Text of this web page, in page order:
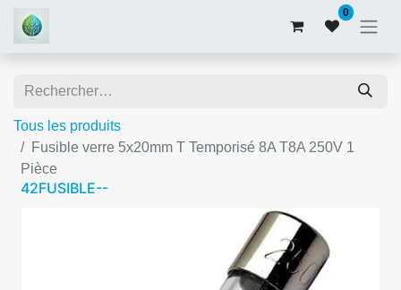
0
Tous les produits
Fusible verre 5x20mm T Temporisé 8A T8A 250V 1
Pièce
42FUSIBLE--